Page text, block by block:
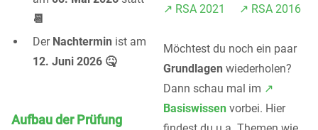
📆
Der Nachtermin ist am
12. Juni 2026 🤒
Aufbau der Prüfung
↗️ RSA 2021
↗️ RSA 2016
Möchtest du noch ein paar
Grundlagen wiederholen?
Dann schau mal im ↗️
Basiswissen vorbei. Hier